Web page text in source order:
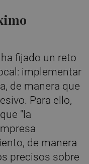
fijado un reto
implementar
de manera que
Para ello,
"la
de manera
precisos sobre